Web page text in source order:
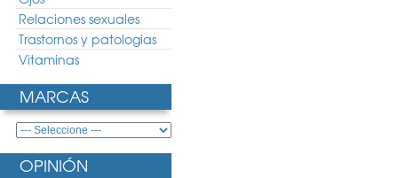
Relaciones sexuales
Trastornos y patologias
Vitaminas
MARCAS
OPINIÓN